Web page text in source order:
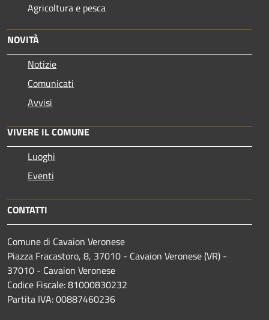
Agricoltura e pesca
NOVITÀ
Notizie
Comunicati
Avvisi
VIVERE IL COMUNE
Luoghi
Eventi
CONTATTI
Comune di Cavaion Veronese
Piazza Fracastoro, 8, 37010 - Cavaion Veronese (VR) -
37010 - Cavaion Veronese
Codice Fiscale: 81000830232
Partita IVA: 00887460236